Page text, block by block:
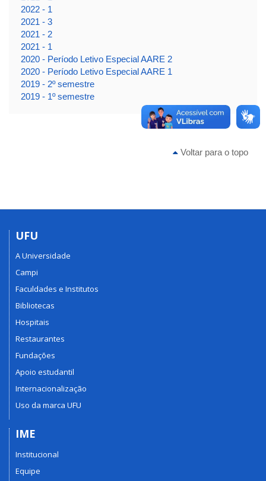
2022 - 1
2021 - 3
2021 - 2
2021 - 1
2020 - Período Letivo Especial AARE 2
2020 - Período Letivo Especial AARE 1
2019 - 2º semestre
2019 - 1º semestre
Voltar para o topo
UFU
A Universidade
Campi
Faculdades e Institutos
Bibliotecas
Hospitais
Restaurantes
Fundações
Apoio estudantil
Internacionalização
Uso da marca UFU
IME
Institucional
Equipe